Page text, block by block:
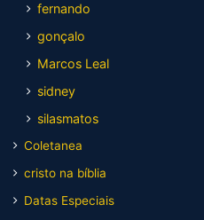
fernando
gonçalo
Marcos Leal
sidney
silasmatos
Coletanea
cristo na bíblia
Datas Especiais